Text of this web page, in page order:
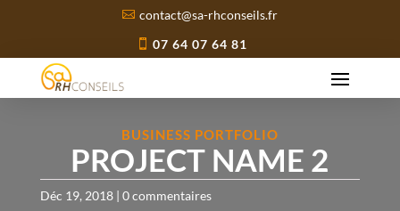
contact@sa-rhconseils.fr
07 64 07 64 81
BUSINESS PORTFOLIO
PROJECT NAME 2
Déc 19, 2018| 0 commentaires